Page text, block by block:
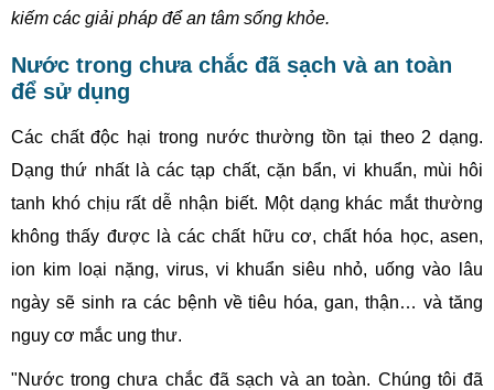
kiếm các giải pháp để an tâm sống khỏe.
Nước trong chưa chắc đã sạch và an toàn
để sử dụng
Các chất độc hại trong nước thường tồn tại theo 2 dạng.
Dạng thứ nhất là các tạp chất, cặn bẩn, vi khuẩn, mùi hôi
tanh khó chịu rất dễ nhận biết. Một dạng khác mắt thường
không thấy được là các chất hữu cơ, chất hóa học, asen,
ion kim loại nặng, virus, vi khuẩn siêu nhỏ, uống vào lâu
ngày sẽ sinh ra các bệnh về tiêu hóa, gan, thận… và tăng
nguy cơ mắc ung thư.
"Nước trong chưa chắc đã sạch và an toàn. Chúng tôi đã